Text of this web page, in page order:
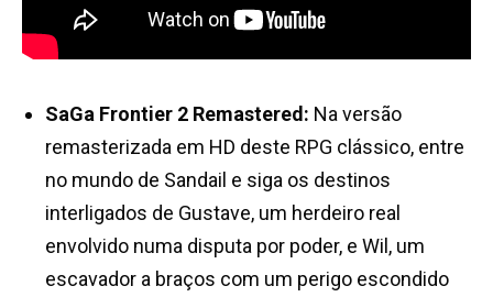
SaGa Frontier 2 Remastered: Na versão
remasterizada em HD deste RPG clássico, entre
no mundo de Sandail e siga os destinos
interligados de Gustave, um herdeiro real
envolvido numa disputa por poder, e Wil, um
escavador a braços com um perigo escondido